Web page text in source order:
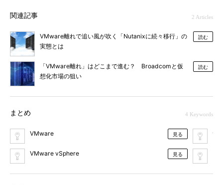
関連記事 2 Articles
VMware離れで追い風が吹く「Nutanixに続々移行」の
実態とは
読む
「VMware離れ」はどこまで進む？ Broadcomと仮
想化市場の狙い
読む
まとめ 4 Keywords
VMware 見る
VMware vSphere 見る
サ